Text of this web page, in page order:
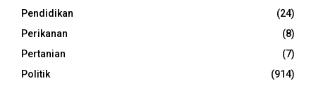
Pendidikan
(24)
Perikanan
(8)
Pertanian
(7)
Politik
(914)